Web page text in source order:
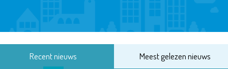
Recent nieuws Meest gelezen nieuws